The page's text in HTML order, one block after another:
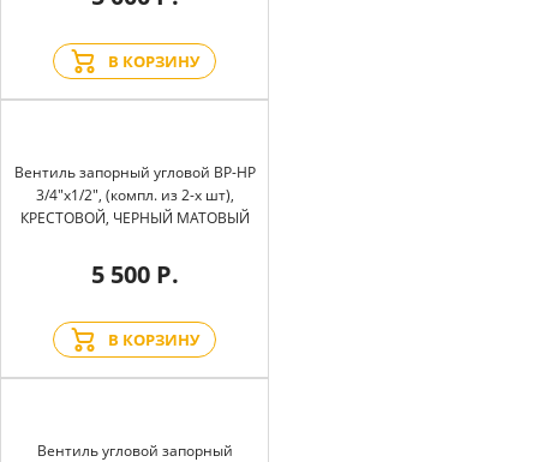
В КОРЗИНУ
Вентиль запорный угловой BP-HP
3/4"х1/2", (компл. из 2-х шт),
КРЕСТОВОЙ, ЧЕРНЫЙ МАТОВЫЙ
5 500 Р.
В КОРЗИНУ
Вентиль угловой запорный